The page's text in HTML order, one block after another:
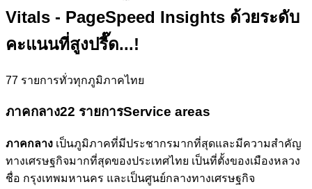
Vitals - PageSpeed Insights ด้วยระดับ
คะแนนที่สูงปรี๊ด...!
77 รายการทั่วทุกภูมิภาคไทย
ภาคกลาง22 รายการService areas
ภาคกลาง เป็นภูมิภาคที่มีประชากรมากที่สุดและมีความสำคัญ
ทางเศรษฐกิจมากที่สุดของประเทศไทย เป็นที่ตั้งของเมืองหลวง
ชื่อ กรุงเทพมหานคร และเป็นศูนย์กลางทางเศรษฐกิจ